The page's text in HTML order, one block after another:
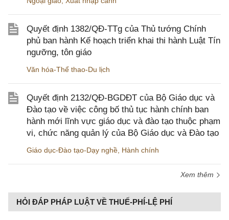
Quyết định 1382/QĐ-TTg của Thủ tướng Chính
phủ ban hành Kế hoạch triển khai thi hành Luật Tín
ngưỡng, tôn giáo
Văn hóa-Thể thao-Du lịch
Quyết định 2132/QĐ-BGDĐT của Bộ Giáo dục và
Đào tạo về việc công bố thủ tục hành chính ban
hành mới lĩnh vực giáo dục và đào tạo thuộc phạm
vi, chức năng quản lý của Bộ Giáo dục và Đào tạo
Giáo dục-Đào tạo-Dạy nghề Hành chính
Xem thêm
HỎI ĐÁP PHÁP LUẬT VỀ THUẾ-PHÍ-LỆ PHÍ